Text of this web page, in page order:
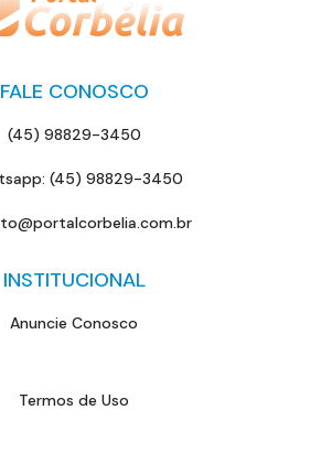
FALE CONOSCO
(45) 98829-3450
(45) 98829-3450
INSTITUCIONAL
Anuncie Conosco
Termos de Uso